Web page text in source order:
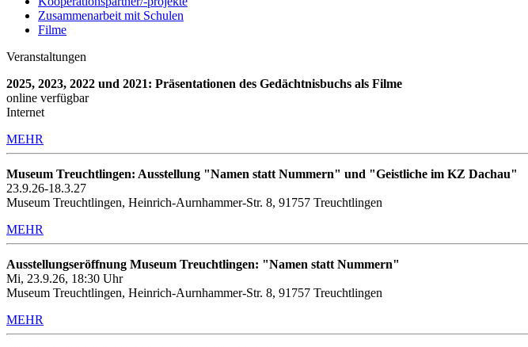
Zusammenarbeit mit Schulen
Filme
Veranstaltungen
2025, 2023, 2022 und 2021: Präsentationen des Gedächtnisbuchs als Filme
online verfügbar
Internet
MEHR
Museum Treuchtlingen: Ausstellung "Namen statt Nummern" und "Geistliche im KZ Dachau"
23.9.26-18.3.27
Museum Treuchtlingen, Heinrich-Aurnhammer-Str. 8, 91757 Treuchtlingen
MEHR
Ausstellungseröffnung Museum Treuchtlingen: "Namen statt Nummern"
Mi, 23.9.26, 18:30 Uhr
Museum Treuchtlingen, Heinrich-Aurnhammer-Str. 8, 91757 Treuchtlingen
MEHR